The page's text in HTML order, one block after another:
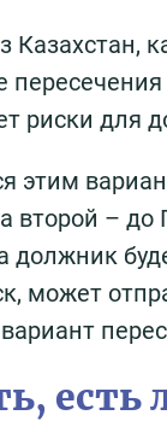
Казахстан,
риски для
этим
второй –
должник
может
есть